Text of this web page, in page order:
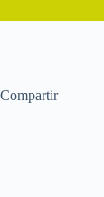
Compartir